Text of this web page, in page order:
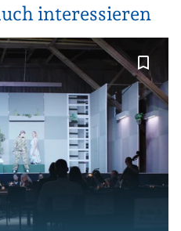
interessieren
bookmark_border